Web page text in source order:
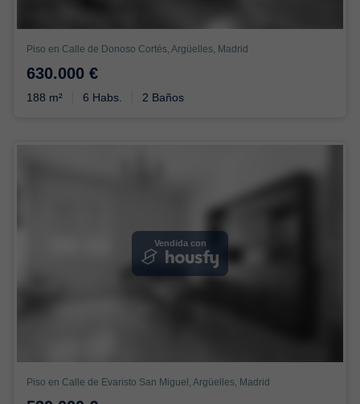
Piso en Calle de Donoso Cortés, Argüelles, Madrid
630.000 €
188 m² 6 Habs. 2 Baños
Vendida con
Piso en Calle de Evaristo San Miguel, Argüelles, Madrid